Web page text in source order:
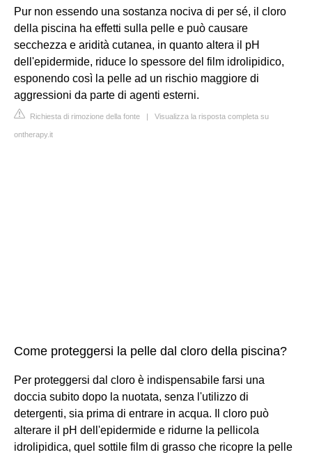
Pur non essendo una sostanza nociva di per sé, il cloro
della piscina ha effetti sulla pelle e può causare
secchezza e aridità cutanea, in quanto altera il pH
dell'epidermide, riduce lo spessore del film idrolipidico,
esponendo così la pelle ad un rischio maggiore di
aggressioni da parte di agenti esterni.
Richiesta di rimozione della fonte | Visualizza la risposta completa su
ontherapy.it
Come proteggersi la pelle dal cloro della piscina?
Per proteggersi dal cloro è indispensabile farsi una
doccia subito dopo la nuotata, senza l'utilizzo di
detergenti, sia prima di entrare in acqua. Il cloro può
alterare il pH dell'epidermide e ridurne la pellicola
idrolipidica, quel sottile film di grasso che ricopre la pelle